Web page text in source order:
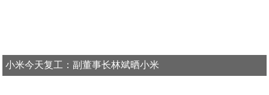
小米今天复工：副董事长林斌晒小米